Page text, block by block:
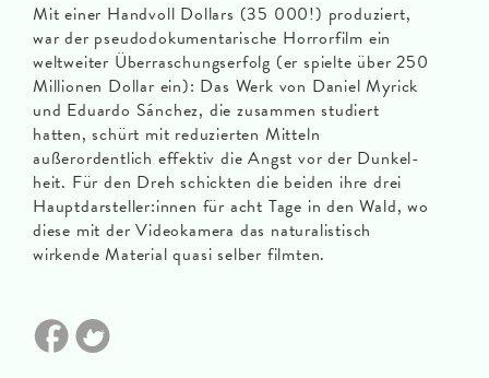
Mit einer Handvoll Dollars (35 000!) produziert,
war der pseudodokumentarische Horrorfilm ein
weltweiter Überraschungserfolg (er spielte über 250
Millionen Dollar ein): Das Werk von Daniel Myrick
und Eduardo Sánchez, die zusammen studiert
hatten, schürt mit reduzierten Mitteln
außerordentlich effektiv die Angst vor der Dunkel­
heit. Für den Dreh schickten die beiden ihre drei
Hauptdarsteller:innen für acht Tage in den Wald, wo
diese mit der Videokamera das naturalistisch
wirkende Material quasi selber filmten.